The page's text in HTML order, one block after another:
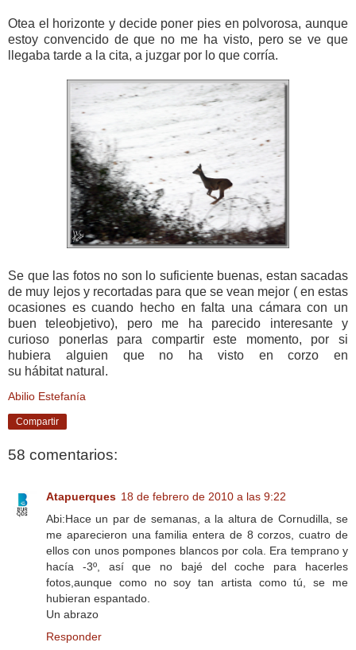
Otea el horizonte y decide poner pies en polvorosa, aunque
estoy convencido de que no me ha visto, pero se ve que
llegaba tarde a la cita, a juzgar por lo que corría.
Se que las fotos no son lo suficiente buenas, estan sacadas
de muy lejos y recortadas para que se vean mejor ( en estas
ocasiones es cuando hecho en falta una cámara con un
buen teleobjetivo), pero me ha parecido interesante y
curioso ponerlas para compartir este momento, por si
hubiera alguien que no ha visto en corzo en
su hábitat natural.
Abilio Estefanía
Compartir
58 comentarios:
Atapuerques 18 de febrero de 2010 a las 9:22
Abi:Hace un par de semanas, a la altura de Cornudilla, se
me aparecieron una familia entera de 8 corzos, cuatro de
ellos con unos pompones blancos por cola. Era temprano y
hacía -3º, así que no bajé del coche para hacerles
fotos,aunque como no soy tan artista como tú, se me
hubieran espantado.
Un abrazo
Responder